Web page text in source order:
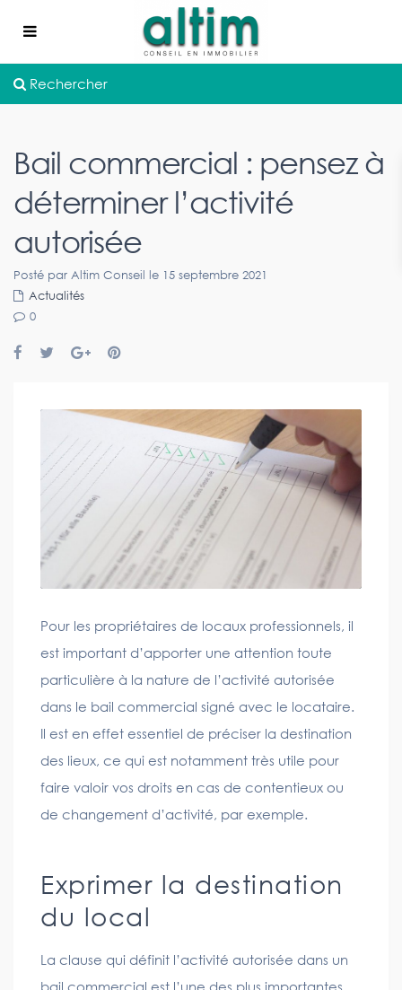
Rechercher
Bail commercial : pensez à
déterminer l’activité
autorisée
Posté par Altim Conseil le 15 septembre 2021
Actualités
0
Pour les propriétaires de locaux professionnels, il
est important d’apporter une attention toute
particulière à la nature de l’activité autorisée
dans le bail commercial signé avec le locataire.
Il est en effet essentiel de préciser la destination
des lieux, ce qui est notamment très utile pour
faire valoir vos droits en cas de contentieux ou
de changement d’activité, par exemple.
Exprimer la destination
du local
La clause qui définit l’activité autorisée dans un
bail commercial est l’une des plus importantes